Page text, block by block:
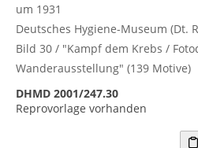
um 1931
Deutsches Hygiene-Museum (Dt.
Bild 30 / "Kampf dem Krebs /
Wanderausstellung" (139 Motive)
DHMD 2001/247.30
Reprovorlage vorhanden